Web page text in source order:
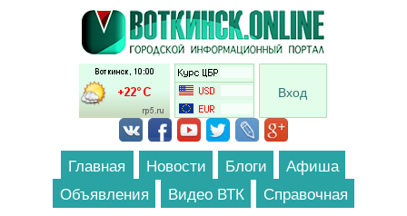
Перейти к основному содержанию
Вход
Главная Новости Блоги
Афиша
Объявления
Видео ВТК Справочная